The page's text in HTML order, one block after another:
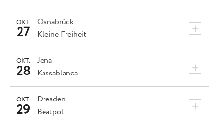
Osnabrück +
OKT.
27 Kleine Freiheit
Jena +
OKT.
28 Kassablanca
Dresden +
OKT.
29 Beatpol